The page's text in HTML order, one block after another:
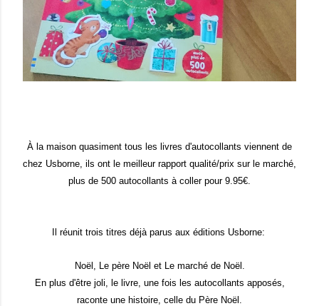
À la maison quasiment tous les livres d'autocollants viennent de
chez Usborne, ils ont le meilleur rapport qualité/prix sur le marché,
plus de 500 autocollants à coller pour 9.95€.
Il réunit trois titres déjà parus aux éditions Usborne:
Noël, Le père Noël et Le marché de Noël.
En plus d'être joli, le livre, une fois les autocollants apposés,
raconte une histoire, celle du Père Noël.